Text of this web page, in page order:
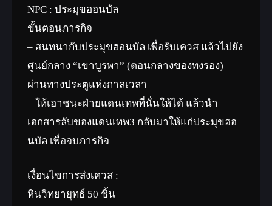
NPC : ประมุขฮอนบัล
ขั้นตอนภารกิจ
– สนทนากับประมุขฮอนบัล เพื่อรับเควส แล้วไปยัง
ศูนย์กลาง “เขาบูรพา” (ตอนกลางของทงรอง)
ผ่านทางประตูแห่งกาลเวลา
– ให้เอาชนะฝ่ายแดนเทพที่นั่นให้ได้ แล้วนำ
เอกสารลับของแดนเทพ3 กลับมาให้แก่ประมุขฮอ
นบัล เพื่อจบภารกิจ
เงื่อนไขการส่งเควส :
หินวิทยายุทธ์ 50 ชิ้น